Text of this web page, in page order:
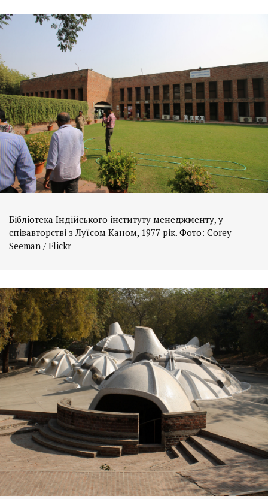
Бібліотека Індійського інституту менеджменту, у
співавторстві з Луїсом Каном, 1977 рік. Фото: Corey
Seeman / Flickr